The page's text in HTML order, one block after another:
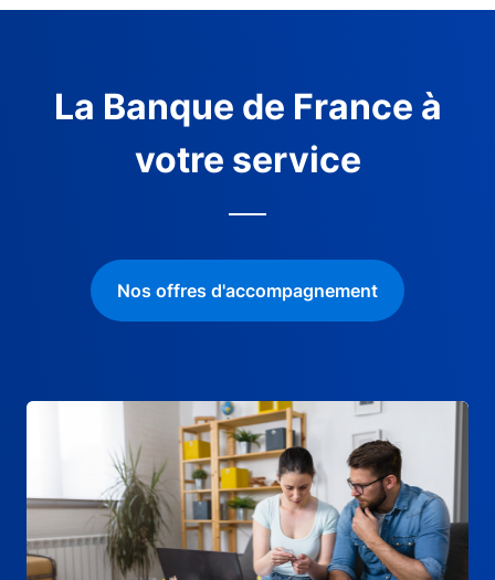
La Banque de France à
votre service
Nos offres d'accompagnement